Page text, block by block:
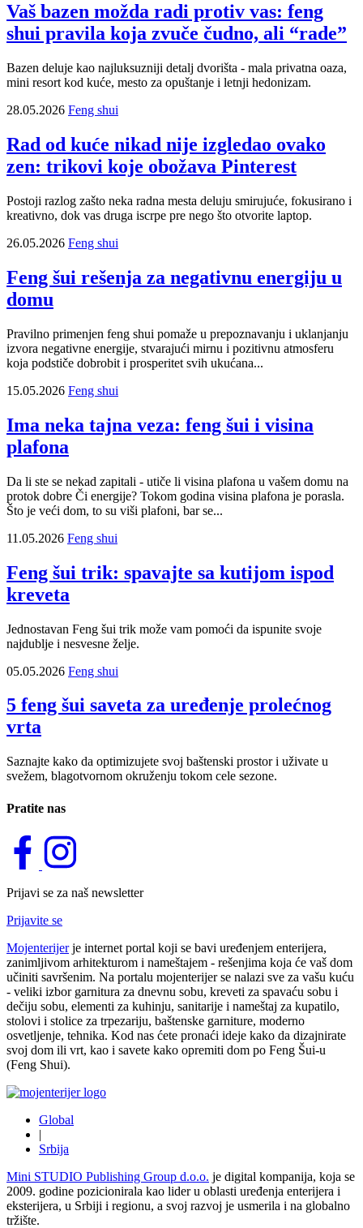
Vaš bazen možda radi protiv vas: feng
shui pravila koja zvuče čudno, ali “rade”
Bazen deluje kao najluksuzniji detalj dvorišta - mala privatna oaza,
mini resort kod kuće, mesto za opuštanje i letnji hedonizam.
28.05.2026 Feng shui
Rad od kuće nikad nije izgledao ovako
zen: trikovi koje obožava Pinterest
Postoji razlog zašto neka radna mesta deluju smirujuće, fokusirano i
kreativno, dok vas druga iscrpe pre nego što otvorite laptop.
26.05.2026 Feng shui
Feng šui rešenja za negativnu energiju u
domu
Pravilno primenjen feng shui pomaže u prepoznavanju i uklanjanju
izvora negativne energije, stvarajući mirnu i pozitivnu atmosferu
koja podstiče dobrobit i prosperitet svih ukućana...
15.05.2026 Feng shui
Ima neka tajna veza: feng šui i visina
plafona
Da li ste se nekad zapitali - utiče li visina plafona u vašem domu na
protok dobre Či energije? Tokom godina visina plafona je porasla.
Što je veći dom, to su viši plafoni, bar se...
11.05.2026 Feng shui
Feng šui trik: spavajte sa kutijom ispod
kreveta
Jednostavan Feng šui trik može vam pomoći da ispunite svoje
najdublje i nesvesne želje.
05.05.2026 Feng shui
5 feng šui saveta za uređenje prolećnog
vrta
Saznajte kako da optimizujete svoj baštenski prostor i uživate u
svežem, blagotvornom okruženju tokom cele sezone.
Pratite nas
Prijavi se za naš newsletter
Prijavite se
Mojenterijerje internet portal koji se bavi uređenjem enterijera,
zanimljivom arhitekturom i nameštajem - rešenjima koja će vaš dom
učiniti savršenim. Na portalu mojenterijer se nalazi sve za vašu kuću
- veliki izbor garnitura za dnevnu sobu, kreveti za spavaću sobu i
dečiju sobu, elementi za kuhinju, sanitarije i nameštaj za kupatilo,
stolovi i stolice za trpezariju, baštenske garniture, moderno
osvetljenje, tehnika. Kod nas ćete pronaći ideje kako da dizajnirate
svoj dom ili vrt, kao i savete kako opremiti dom po Feng Šui-u
(Feng Shui).
Global
|
Srbija
Mini STUDIO Publishing Group d.o.o. je digital kompanija, koja se
2009. godine pozicionirala kao lider u oblasti uređenja enterijera i
eksterijera, u Srbiji i regionu, a svoj razvoj je usmerila i na globalno
tržište.